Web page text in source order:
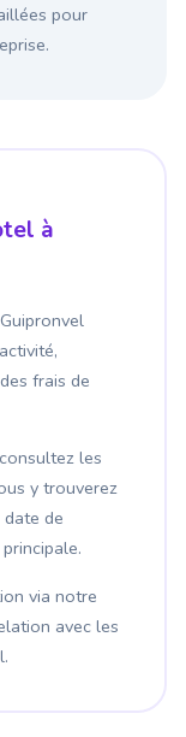
pour
à
frais de
les
y trouverez
date de
via notre
avec les